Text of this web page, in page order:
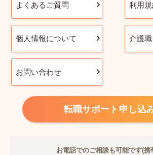
よくあるご質問 利用
個人情報について 介護
お問い合わせ
転職サポート申し込
お電話でのご相談も可能です(携